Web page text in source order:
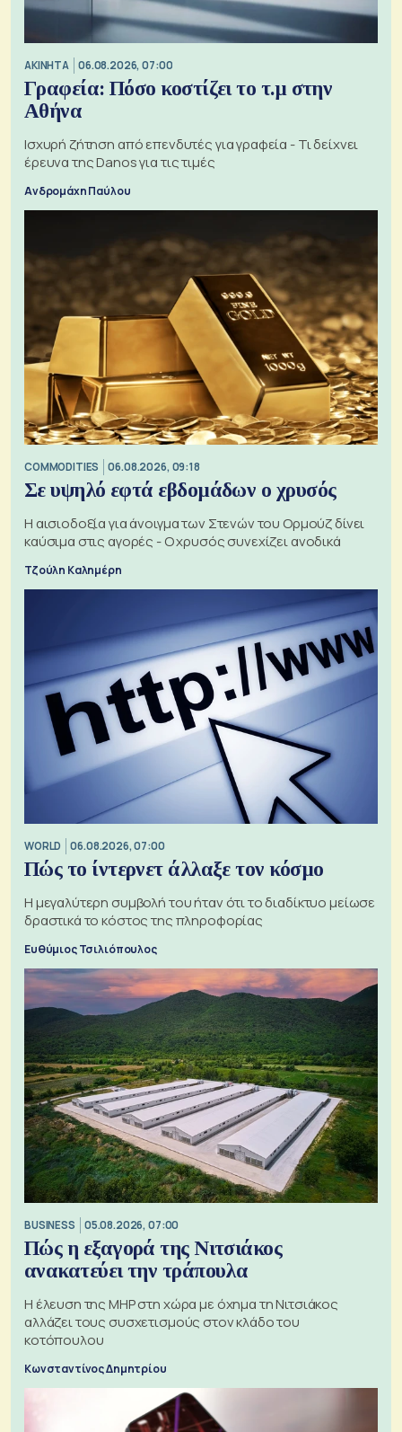
ΑΚΙΝΗΤΑ 06.08.2026, 07:00
Γραφεία: Πόσο κοστίζει το τ.μ στην
Αθήνα
Ισχυρή ζήτηση από επενδυτές για γραφεία - Τι δείχνει
έρευνα της Danos για τις τιμές
Ανδρομάχη Παύλου
COMMODITIES 06.08.2026, 09:18
Σε υψηλό εφτά εβδομάδων ο χρυσός
Η αισιοδοξία για άνοιγμα των Στενών του Ορμούζ δίνει
καύσιμα στις αγορές - Ο χρυσός συνεχίζει ανοδικά
Τζούλη Καλημέρη
WORLD 06.08.2026, 07:00
Πώς το ίντερνετ άλλαξε τον κόσμο
Η μεγαλύτερη συμβολή του ήταν ότι το διαδίκτυο μείωσε
δραστικά το κόστος της πληροφορίας
Ευθύμιος Τσιλιόπουλος
BUSINESS 05.08.2026, 07:00
Πώς η εξαγορά της Νιτσιάκος
ανακατεύει την τράπουλα
H έλευση της MHP στη χώρα με όχημα τη Νιτσιάκος
αλλάζει τους συσχετισμούς στον κλάδο του
κοτόπουλου
Κωνσταντίνος Δημητρίου